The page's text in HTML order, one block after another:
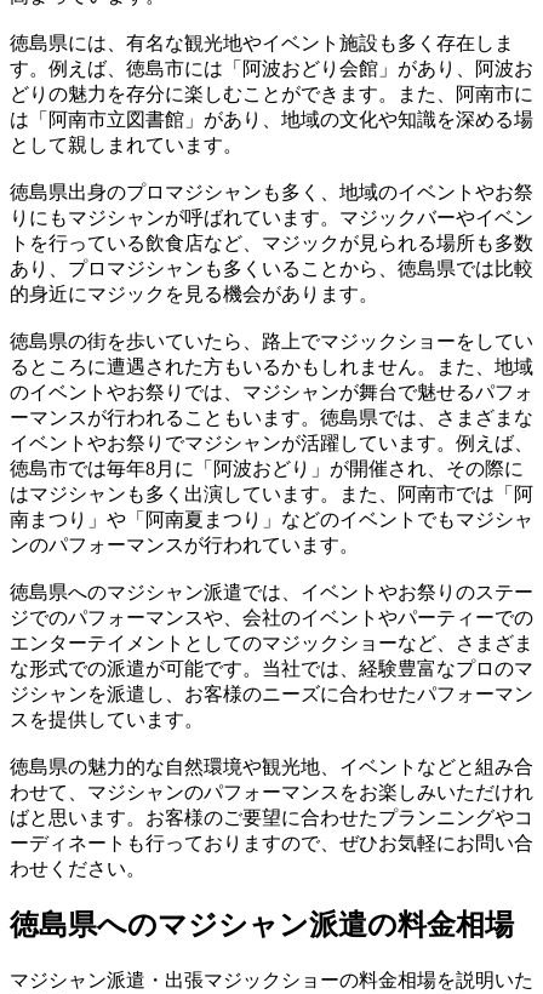
徳島県には、有名な観光地やイベント施設も多く存在しま
す。例えば、徳島市には「阿波おどり会館」があり、阿波お
どりの魅力を存分に楽しむことができます。また、阿南市に
は「阿南市立図書館」があり、地域の文化や知識を深める場
として親しまれています。
徳島県出身のプロマジシャンも多く、地域のイベントやお祭
りにもマジシャンが呼ばれています。マジックバーやイベン
トを行っている飲食店など、マジックが見られる場所も多数
あり、プロマジシャンも多くいることから、徳島県では比較
的身近にマジックを見る機会があります。
徳島県の街を歩いていたら、路上でマジックショーをしてい
るところに遭遇された方もいるかもしれません。また、地域
のイベントやお祭りでは、マジシャンが舞台で魅せるパフォ
ーマンスが行われることもいます。徳島県では、さまざまな
イベントやお祭りでマジシャンが活躍しています。例えば、
徳島市では毎年8月に「阿波おどり」が開催され、その際に
はマジシャンも多く出演しています。また、阿南市では「阿
南まつり」や「阿南夏まつり」などのイベントでもマジシャ
ンのパフォーマンスが行われています。
徳島県へのマジシャン派遣では、イベントやお祭りのステー
ジでのパフォーマンスや、会社のイベントやパーティーでの
エンターテイメントとしてのマジックショーなど、さまざま
な形式での派遣が可能です。当社では、経験豊富なプロのマ
ジシャンを派遣し、お客様のニーズに合わせたパフォーマン
スを提供しています。
徳島県の魅力的な自然環境や観光地、イベントなどと組み合
わせて、マジシャンのパフォーマンスをお楽しみいただけれ
ばと思います。お客様のご要望に合わせたプランニングやコ
ーディネートも行っておりますので、ぜひお気軽にお問い合
わせください。
徳島県へのマジシャン派遣の料金相場
マジシャン派遣・出張マジックショーの料金相場を説明いた